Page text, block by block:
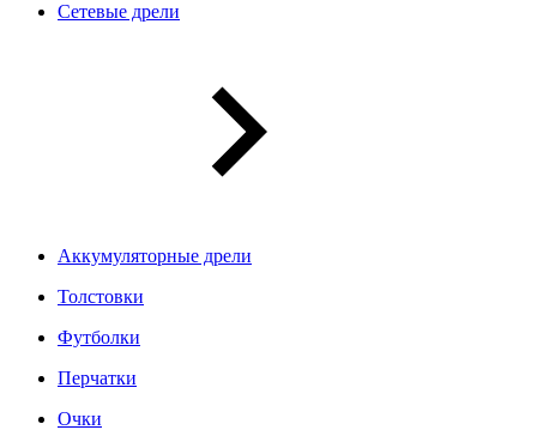
Сетевые дрели
Аккумуляторные дрели
Толстовки
Футболки
Перчатки
Очки